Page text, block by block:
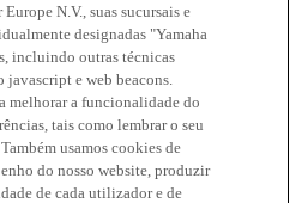
N.V., suas sucursais e
designadas "Yamaha
incluindo outras técnicas
e web beacons.
melhorar a funcionalidade do
tais como lembrar o seu
usamos cookies de
do nosso website, produzir
de cada utilizador e de